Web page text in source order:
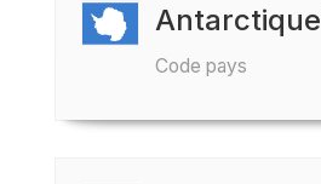
Antarctique
Code pays